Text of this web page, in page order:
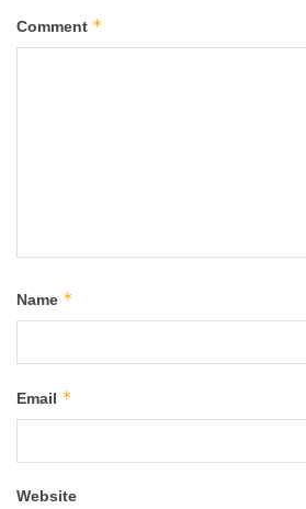
Comment *
Name *
Email *
Website